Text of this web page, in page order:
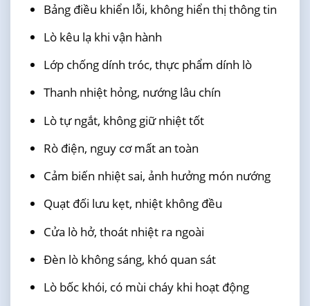
Bảng điều khiển lỗi, không hiển thị thông tin
Lò kêu lạ khi vận hành
Lớp chống dính tróc, thực phẩm dính lò
Thanh nhiệt hỏng, nướng lâu chín
Lò tự ngắt, không giữ nhiệt tốt
Rò điện, nguy cơ mất an toàn
Cảm biến nhiệt sai, ảnh hưởng món nướng
Quạt đối lưu kẹt, nhiệt không đều
Cửa lò hở, thoát nhiệt ra ngoài
Đèn lò không sáng, khó quan sát
Lò bốc khói, có mùi cháy khi hoạt động